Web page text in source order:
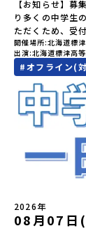
対応が必要な場
参加できなくな
遠慮下さい。や
ご連絡ください
しの場合、以下
ください。プロ
のご連絡日：お
前：無料・20
開始日の前日：
の不参加または
天候などの状
の場合は原則
行人数に達しな
ご質問について
ログラム主催：
「意志ある若者
る]YouTube
「大樹町」の内
うえで、「大樹
という疑問にお
や、2泊3日のプ
時： 5月13日(水) 19：
ろ？プログラ
mirai.jp/events/
けど大丈夫？」
や、中学生の
す。チャット
してご参加く
規約への同意プ
い。・抽選によ
ら抽選の上、締
す。【申し込
12：00まで疑問
ステップアップ
申し込みを迷わ
ます。知りたい
活用ください。
を公開中！）〜
全国20以上の
体像や魅力につ
にあたり、保護
ト体制」につ
軽にご視聴く
https://
【STEP 2】出
たうえで、「出
の？」という疑
な文化や、2泊3
発電所から吹き
できます。世界
ーションのアー
平市は自然（山
す。みなさんの
しんでください
日本全国から集
と一緒にさまざ
はないスペシャ
を使いながら、
体になり「開拓
は？今回のプ
いらだて）高校
自身が「探究プ
す。机の上で勉
【お知らせ】
り多くの中学生
ただくため、受
し込みのタイミ
ひ一歩踏み出し
がございます
------＼返還不
万円】の給付型
を応援！～
----＜体験費・
が今も残る町
まちの暮らしを
らしが気にな
き！興味がある
験」は、日本全
を送る「地域み
めてのひとり旅
開催場所 北海道標
出演 北海道標津高
#オフライン(
2026年
08月07